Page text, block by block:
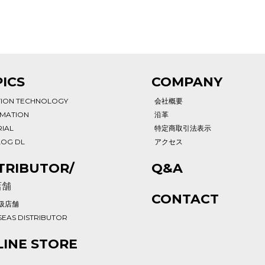
TECHNOLOGY
DL
店舗
DISTRIBUTOR
STORE
COMPANY
会社概要
沿革
特定商取引法表示
アクセス
Q&A
CONTACT